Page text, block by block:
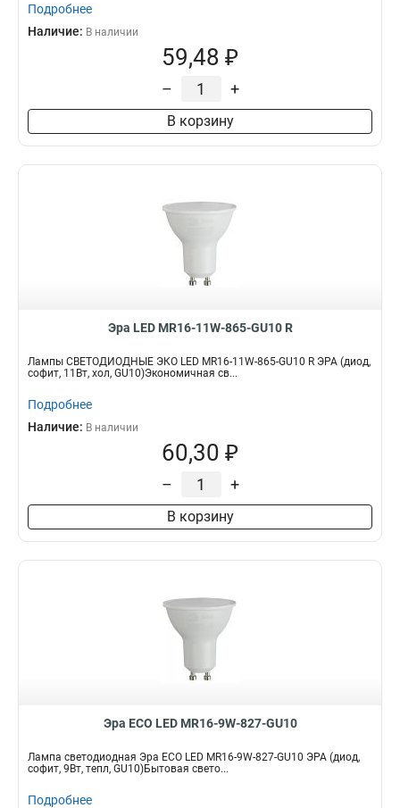
Подробнее
Наличие: В наличии
59,48 ₽
– +
В корзину
Эра LED MR16-11W-865-GU10 R
Лампы СВЕТОДИОДНЫЕ ЭКО LED MR16-11W-865-GU10 R ЭРА (диод,
софит, 11Вт, хол, GU10)Экономичная св...
Подробнее
Наличие: В наличии
60,30 ₽
– +
В корзину
Эра ECO LED MR16-9W-827-GU10
Лампа светодиодная Эра ECO LED MR16-9W-827-GU10 ЭРА (диод,
софит, 9Вт, тепл, GU10)Бытовая свето...
Подробнее